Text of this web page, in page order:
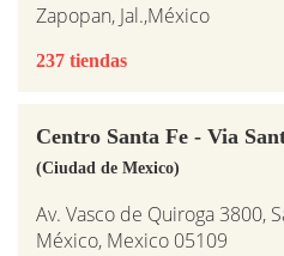
Zapopan, Jal.,México
237 tiendas
Centro Santa Fe - Via
(Ciudad de Mexico)
Av. Vasco de Quiroga 3800,
México, Mexico 05109